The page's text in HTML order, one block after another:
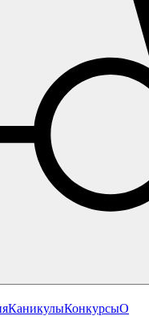
КаникулыКонкурсыО